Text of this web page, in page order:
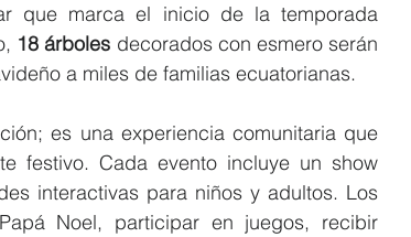
que marca el inicio de la temporada
18 árboles decorados con esmero serán
a miles de familias ecuatorianas.
es una experiencia comunitaria que
festivo. Cada evento incluye un show
interactivas para niños y adultos. Los
Noel, participar en juegos, recibir